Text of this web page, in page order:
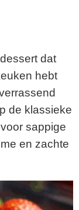
dat
hebt
de klassieke
sappige
en zachte